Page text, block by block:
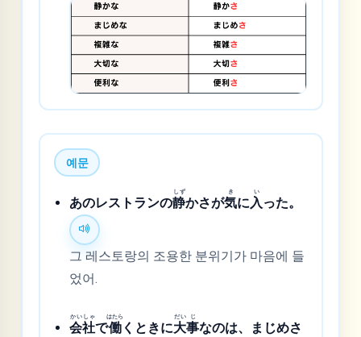
예문
あのレストランの静
しず
かさが気
き
に入
い
った。
그 레스토랑의 조용한 분위기가 마음에 들
었어.
会
かい
社
しゃ
で働
はたら
くときに大
だい
事
じ
なのは、まじめさ